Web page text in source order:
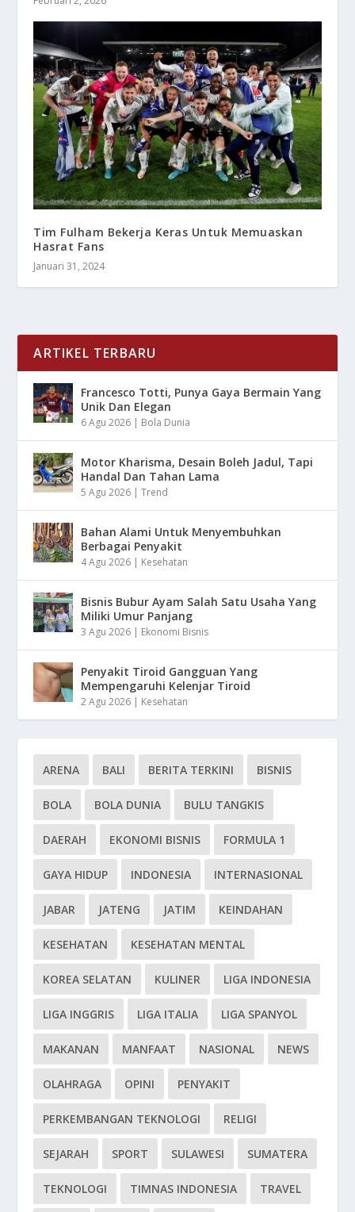
Tim Fulham Bekerja Keras Untuk Memuaskan
Hasrat Fans
Januari 31, 2024
ARTIKEL TERBARU
Francesco Totti, Punya Gaya Bermain Yang
Unik Dan Elegan
6 Agu 2026 | Bola Dunia
Motor Kharisma, Desain Boleh Jadul, Tapi
Handal Dan Tahan Lama
5 Agu 2026 |Trend
Bahan Alami Untuk Menyembuhkan
Berbagai Penyakit
4 Agu 2026 | Kesehatan
Bisnis Bubur Ayam Salah Satu Usaha Yang
Miliki Umur Panjang
3 Agu 2026 | Ekonomi Bisnis
Penyakit Tiroid Gangguan Yang
Mempengaruhi Kelenjar Tiroid
2 Agu 2026 | Kesehatan
ARENA BALI BERITA TERKINI BISNIS
BOLA BOLA DUNIA BULU TANGKIS
DAERAH EKONOMI BISNIS FORMULA 1
GAYA HIDUP INDONESIA INTERNASIONAL
JABAR JATENG JATIM KEINDAHAN
KESEHATAN KESEHATAN MENTAL
KOREA SELATAN KULINER LIGA INDONESIA
LIGA INGGRIS LIGA ITALIA LIGA SPANYOL
MAKANAN MANFAAT NASIONAL NEWS
OLAHRAGA OPINI PENYAKIT
PERKEMBANGAN TEKNOLOGI RELIGI
SEJARAH SPORT SULAWESI SUMATERA
TEKNOLOGI TIMNAS INDONESIA TRAVEL